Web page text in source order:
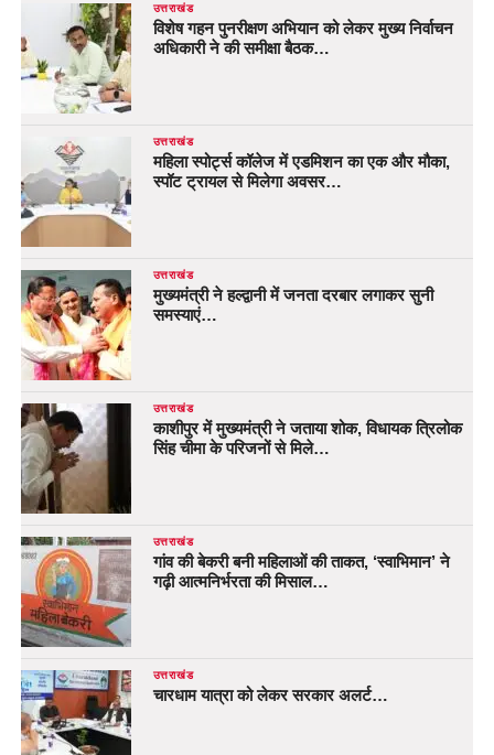
उत्तराखंड
विशेष गहन पुनरीक्षण अभियान को लेकर मुख्य निर्वाचन
अधिकारी ने की समीक्षा बैठक…
उत्तराखंड
महिला स्पोर्ट्स कॉलेज में एडमिशन का एक और मौका,
स्पॉट ट्रायल से मिलेगा अवसर…
उत्तराखंड
मुख्यमंत्री ने हल्द्वानी में जनता दरबार लगाकर सुनी
समस्याएं…
उत्तराखंड
काशीपुर में मुख्यमंत्री ने जताया शोक, विधायक त्रिलोक
सिंह चीमा के परिजनों से मिले…
उत्तराखंड
गांव की बेकरी बनी महिलाओं की ताकत, ‘स्वाभिमान’ ने
गढ़ी आत्मनिर्भरता की मिसाल…
उत्तराखंड
चारधाम यात्रा को लेकर सरकार अलर्ट…